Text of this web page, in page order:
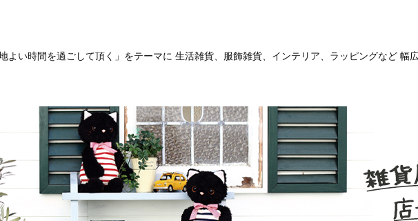
い時間を過ごして頂く」をテーマに 生活雑貨、服飾雑貨、インテリア、ラッピングなど 幅